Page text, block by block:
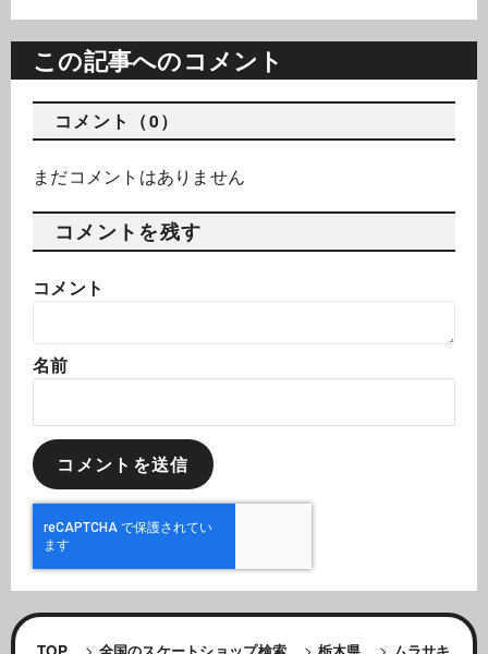
この記事へのコメント
コメント（0）
まだコメントはありません
コメントを残す
コメント
名前